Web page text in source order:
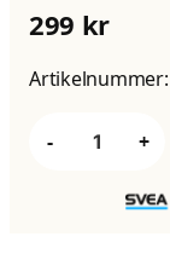
299 kr
Artikelnummer:
- +